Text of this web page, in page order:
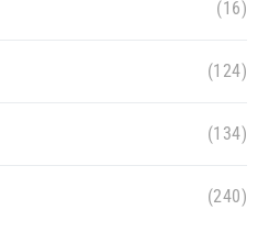
(16)
(124)
(134)
(240)